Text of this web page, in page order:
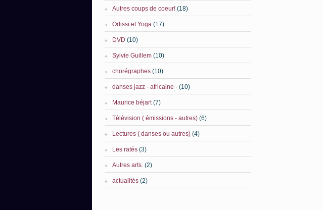
Autres coups de coeur! (18)
Odissi et Yoga (17)
DVD (10)
Sylvie Guillem (10)
chorégraphes (10)
danses jazz - africaine - (10)
Maurice béjart(7)
Télévision ( émissions - autres) (6)
Lectures ( danses ou autres) (4)
Les ratés (3)
Autres arts. (2)
actualités (2)